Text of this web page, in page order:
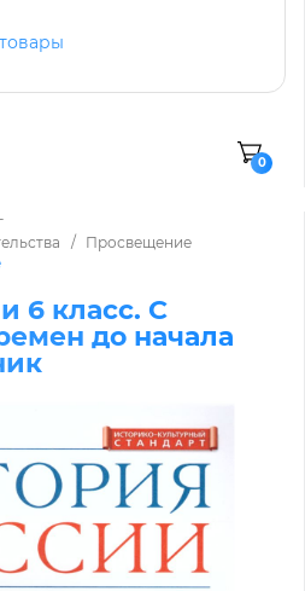
0
Просвещение
6 класс. С
до начала